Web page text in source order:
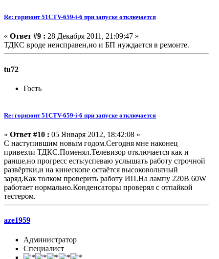
Re: горизонт 51CTV-659-i-6 при запуске отключается
« Ответ #9 : 28 Декабря 2011, 21:09:47 »
ТДКС вроде неисправен,но и БП нуждается в ремонте.
tu72
Гость
Re: горизонт 51CTV-659-i-6 при запуске отключается
« Ответ #10 : 05 Января 2012, 18:42:08 »
C наступившим новым годом.Сегодня мне наконец
привезли ТДКС.Поменял.Телевизор отключается как и
ранше,но прогресс есть:успеваю услышать работу строчной
развёртки,и на кинескопе остаётся высоковольтный
заряд.Как толком проверить работу ИП.На лампу 220В 60W
работает нормально.Конденсаторы проверял с отпайкой
тестером.
aze1959
Администратор
Специалист